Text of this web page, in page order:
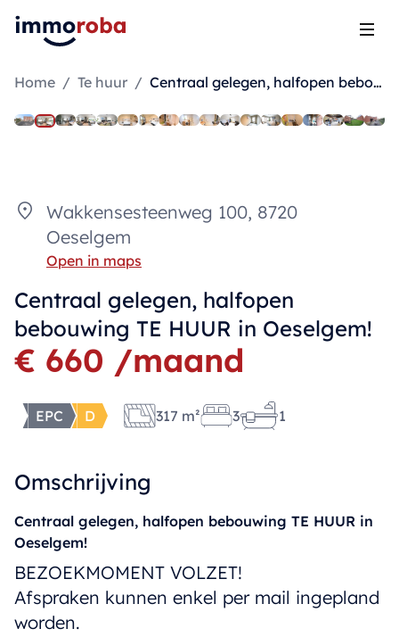
Home / Te huur / Centraal gelegen, halfopen bebouwing TE HUUR in Oeselgem!
Wakkensesteenweg 100, 8720
Oeselgem
Open in maps
Centraal gelegen, halfopen
bebouwing TE HUUR in Oeselgem!
€ 660 /maand
EPC D 317 m² 3 1
Omschrijving
Centraal gelegen, halfopen bebouwing TE HUUR in
Oeselgem!
BEZOEKMOMENT VOLZET!
Afspraken kunnen enkel per mail ingepland
worden.